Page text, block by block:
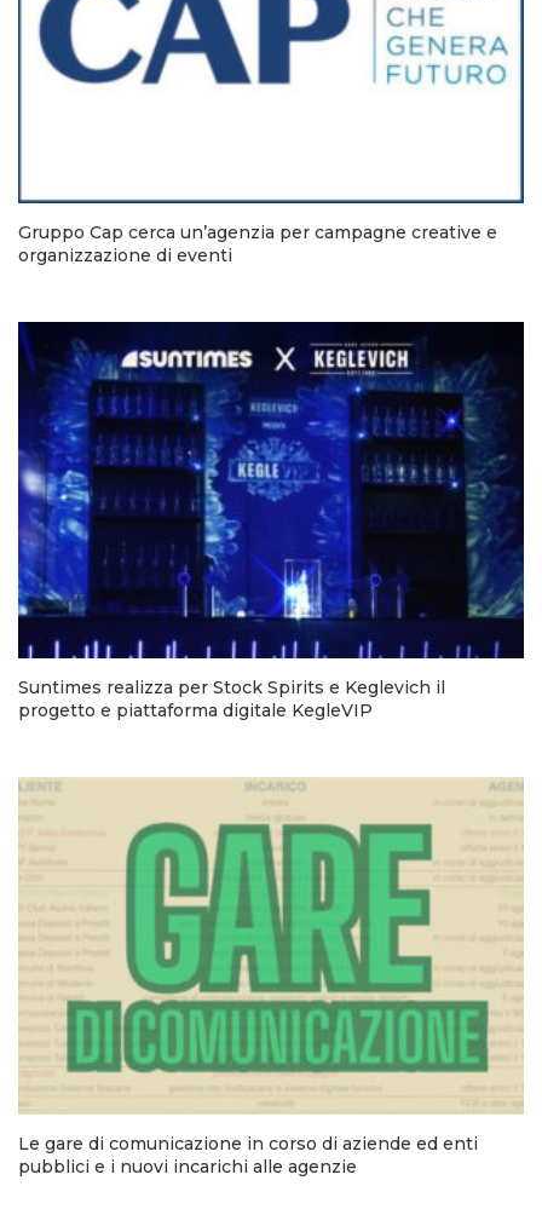
Gruppo Cap cerca un’agenzia per campagne creative e
organizzazione di eventi
Suntimes realizza per Stock Spirits e Keglevich il
progetto e piattaforma digitale KegleVIP
Le gare di comunicazione in corso di aziende ed enti
pubblici e i nuovi incarichi alle agenzie